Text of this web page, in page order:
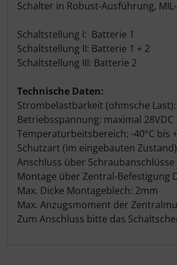
Schalter in Robust-Ausführung,
Schaltstellung I: Batterie 1
Schaltstellung II: Batterie 1 + 2
Schaltstellung III: Batterie 2
Technische Daten:
Strombelastbarkeit (ohmsche
Betriebsspannung: maximal 28VDC
Temperaturbeitsbereich: -40°C bis
Schutzart (im eingebauten
Anschluss über Schraubanschlüsse
Montage über Zentral-Befestigung
Max. Dicke Montageblech: 2mm
Max. Anzugsmoment der
Zum Anschluss bitte das
Schlüsselanhänger
Schmuck
Taschen
Thermikhüte
3D Reliefkarten